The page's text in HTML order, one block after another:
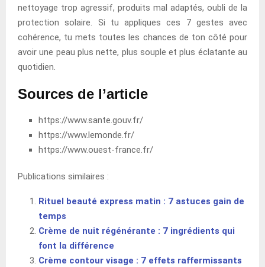
nettoyage trop agressif, produits mal adaptés, oubli de la
protection solaire. Si tu appliques ces 7 gestes avec
cohérence, tu mets toutes les chances de ton côté pour
avoir une peau plus nette, plus souple et plus éclatante au
quotidien.
Sources de l’article
https://www.sante.gouv.fr/
https://www.lemonde.fr/
https://www.ouest-france.fr/
Publications similaires :
Rituel beauté express matin : 7 astuces gain de
temps
Crème de nuit régénérante : 7 ingrédients qui
font la différence
Crème contour visage : 7 effets raffermissants